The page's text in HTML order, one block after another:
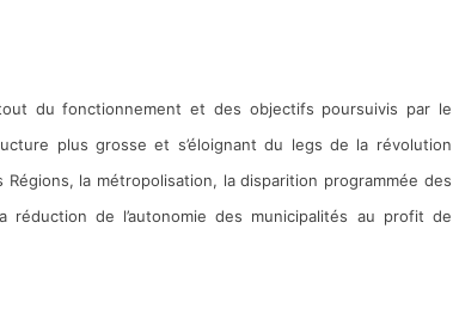
du fonctionnement et des objectifs poursuivis par le
plus grosse et s’éloignant du legs de la révolution
la métropolisation, la disparition programmée des
réduction de l’autonomie des municipalités au profit de